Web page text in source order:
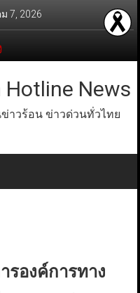
7, 2026
Hotline News
ข่าวร้อน ข่าวด่วนทั่วไทย
รองค์การทาง